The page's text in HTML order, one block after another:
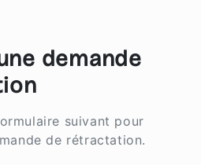
demande
suivant pour
de rétractation.